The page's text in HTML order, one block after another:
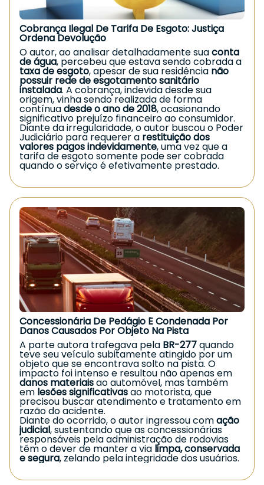
semelhante, procure orientação jurídica
especializada.Garantir seus direitos é essencial.
transparência exigida nas relações
consumeristas. O consumidor tem direito de ser
informado de forma clara e objetiva sobre
qualquer cobrança, e a ausência de autorização
caracteriza prática abusiva.
Segundo oDr. Josimar Diniz, especialista em
Direito do Consumidor, “instituições financeiras
devem agir com absoluta clareza e boa-fé.
Quando o banco cobra valores sem
consentimento, responde civilmente pelos
danos gerados ao consumidor”.
O que fazer se você identificou
cobrança indevida no banco?
Se você também percebeu tarifas
desconhecidas ou descontos injustificados em
sua conta:
Solicite os comprovantes e guarde protocolos
de atendimento;
Documente todos os lançamentos indevidos;
Procure orientação jurídica especializada
para
assegurar seus direitos.
Em muitos casos, a Justiça reconhece o direito à
devolução em dobro e à indenização, garantindo
ao consumidor a reparação adequada.
Cobrança Ilegal De Tarifa De Esgoto: Justiça
Ordena Devolução
O autor, ao analisar detalhadamente suaconta
de água, percebeu que estava sendo cobrada a
taxa de esgoto, apesar de sua residência não
possuir rede de esgotamento sanitário
instalada. A cobrança, indevida desde sua
origem, vinha sendo realizada de forma
contínuadesde o ano de 2018, ocasionando
significativo prejuízo financeiro ao consumidor.
Diante da irregularidade, o autor buscou o Poder
Judiciário para requerer a restituição dos
valores pagos indevidamente, uma vez que a
tarifa de esgoto somente pode ser cobrada
quando o serviço é efetivamente prestado.
A Justiça do Paraná acolheu integralmente o
pedido do consumidor, reconhecendo a
ilegalidade da cobrança. A Sanepar foi
valores indevidamente pagos ao longo dos anos,
conforme prevê o Código de Defesa do
Consumidor para situações de cobrança
irregular. Além disso, o juízo fixouindenização
por danos morais, diante do prolongado período
de cobrança indevida e do desrespeito ao
direito básico do consumidor.
Caso você esteja enfrentando situação
semelhante, busque orientação jurídica
especializada.Garantir seus direitos é
fundamental.
Concessionária De Pedágio É Condenada Por
Danos Causados Por Objeto Na Pista
A parte autora trafegava pela BR-277quando
teve seu veículo subitamente atingido por um
objeto que se encontrava solto na pista. O
impacto foi intenso e resultou não apenas em
danos materiaisao automóvel, mas também
em lesões significativasao motorista, que
precisou buscar atendimento e tratamento em
razão do acidente.
Diante do ocorrido, o autor ingressou comação
judicial, sustentando que as concessionárias
responsáveis pela administração de rodovias
têm o dever de manter a via limpa, conservada
e segura, zelando pela integridade dos usuários.
Esse dever inclui a retirada de objetos, detritos e
quaisquer elementos que possam causar